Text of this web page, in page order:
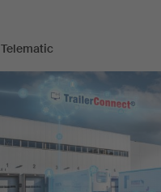
Telematic